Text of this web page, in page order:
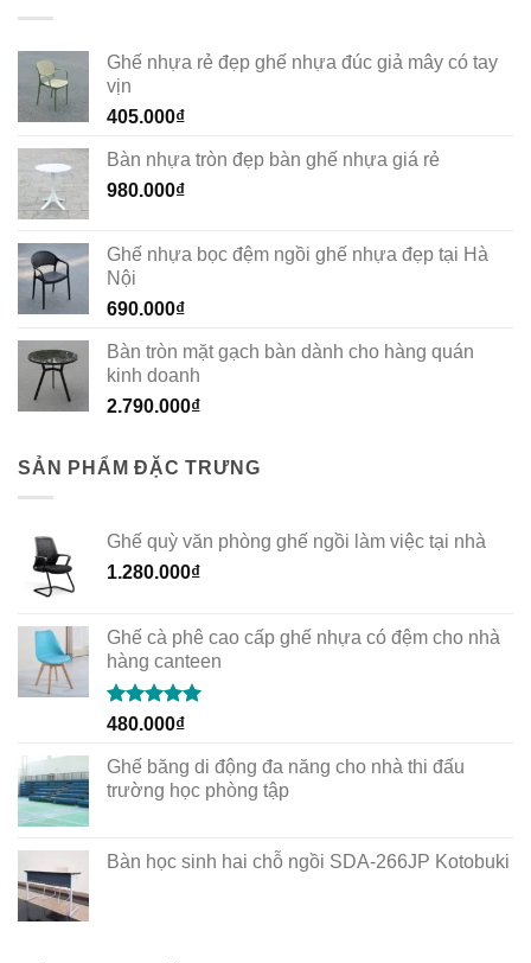
Ghế nhựa rẻ đẹp ghế nhựa đúc giả mây có tay
vịn
405.000₫
Bàn nhựa tròn đẹp bàn ghế nhựa giá rẻ
980.000₫
Ghế nhựa bọc đệm ngồi ghế nhựa đẹp tại Hà
Nội
690.000₫
Bàn tròn mặt gạch bàn dành cho hàng quán
kinh doanh
2.790.000₫
SẢN PHẨM ĐẶC TRƯNG
Ghế quỳ văn phòng ghế ngồi làm việc tại nhà
1.280.000₫
Ghế cà phê cao cấp ghế nhựa có đệm cho nhà
hàng canteen
Rated5.00
480.000₫
Ghế băng di động đa năng cho nhà thi đấu
trường học phòng tập
Bàn học sinh hai chỗ ngồi SDA-266JP Kotobuki